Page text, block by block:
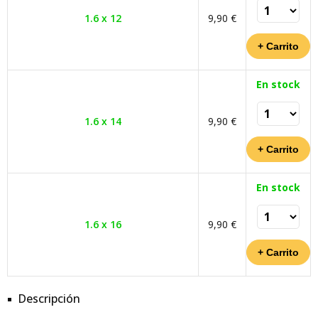
1.6 x 12 9,90 €
1.6 x 14 9,90 €
En stock
1.6 x 16 9,90 €
En stock
Descripción